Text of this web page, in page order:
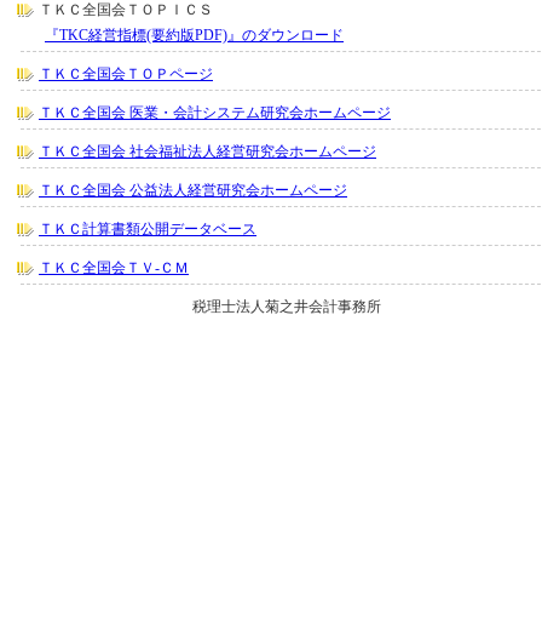
ＴＫＣ全国会ＴＯＰＩＣＳ
『TKC経営指標(要約版PDF)』のダウンロード
ＴＫＣ全国会ＴＯＰページ
ＴＫＣ全国会 医業・会計システム研究会ホームページ
ＴＫＣ全国会 社会福祉法人経営研究会ホームページ
ＴＫＣ全国会 公益法人経営研究会ホームページ
ＴＫＣ計算書類公開データベース
ＴＫＣ全国会ＴＶ-ＣＭ
税理士法人菊之井会計事務所